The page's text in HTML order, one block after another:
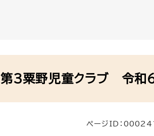
第3粟野児童クラブ 令
ページID：